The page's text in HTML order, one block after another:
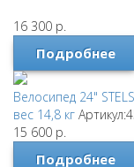
16 300 р.
Подробнее
Велосипед 24"
вес 14,8 кг
15 600 р.
Подробнее